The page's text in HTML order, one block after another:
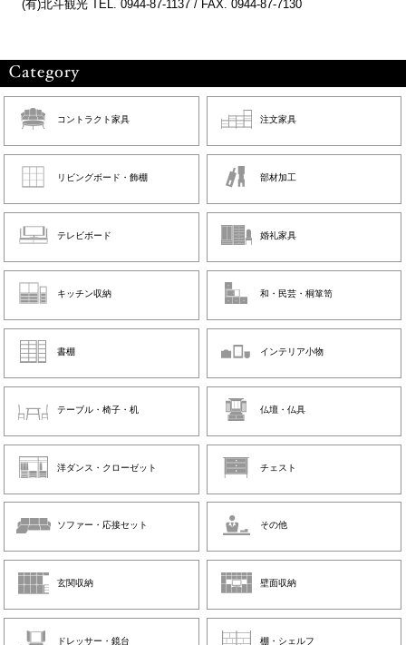
(有)北斗観光 TEL. 0944-87-1137 / FAX. 0944-87-7130
コントラクト家具 注文家具
リビングボード・飾棚 部材加工
テレビボード 婚礼家具
キッチン収納 和・民芸・桐箪笥
書棚 インテリア小物
テーブル・椅子・机 仏壇・仏具
洋ダンス・クローゼット チェスト
ソファー・応接セット その他
玄関収納 壁面収納
ドレッサー・鏡台 棚・シェルフ